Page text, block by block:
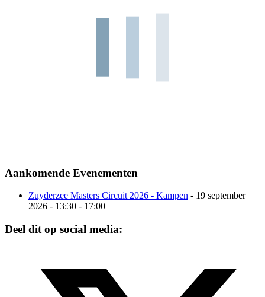
Aankomende Evenementen
Zuyderzee Masters Circuit 2026 - Kampen - 19 september
2026 - 13:30 - 17:00
Deel dit op social media: